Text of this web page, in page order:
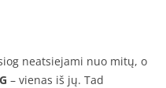
neatsiejami nuo mitų, o
– vienas iš jų. Tad